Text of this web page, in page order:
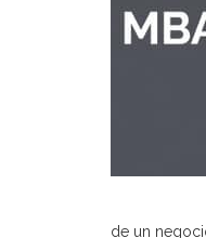
de un